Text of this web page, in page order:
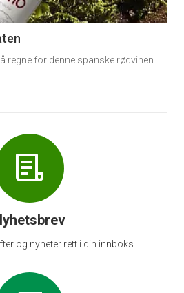
regne for denne spanske rødvinen.
og nyheter rett i din innboks.